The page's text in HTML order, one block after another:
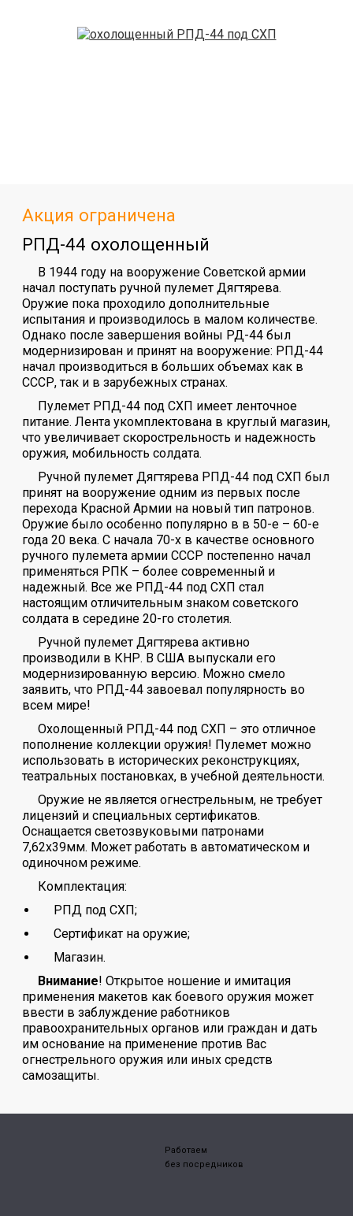
Акция ограничена
РПД-44 охолощенный
В 1944 году на вооружение Советской армии
начал поступать ручной пулемет Дягтярева.
Оружие пока проходило дополнительные
испытания и производилось в малом количестве.
Однако после завершения войны РД-44 был
модернизирован и принят на вооружение: РПД-44
начал производиться в больших объемах как в
СССР, так и в зарубежных странах.
Пулемет РПД-44 под СХП имеет ленточное
питание. Лента укомплектована в круглый магазин,
что увеличивает скорострельность и надежность
оружия, мобильность солдата.
Ручной пулемет Дягтярева РПД-44 под СХП был
принят на вооружение одним из первых после
перехода Красной Армии на новый тип патронов.
Оружие было особенно популярно в в 50-е – 60-е
года 20 века. С начала 70-х в качестве основного
ручного пулемета армии СССР постепенно начал
применяться РПК – более современный и
надежный. Все же РПД-44 под СХП стал
настоящим отличительным знаком советского
солдата в середине 20-го столетия.
Ручной пулемет Дягтярева активно
производили в КНР. В США выпускали его
модернизированную версию. Можно смело
заявить, что РПД-44 завоевал популярность во
всем мире!
Охолощенный РПД-44 под СХП – это отличное
пополнение коллекции оружия! Пулемет можно
использовать в исторических реконструкциях,
театральных постановках, в учебной деятельности.
Оружие не является огнестрельным, не требует
лицензий и специальных сертификатов.
Оснащается светозвуковыми патронами
7,62х39мм. Может работать в автоматическом и
одиночном режиме.
Комплектация:
РПД под СХП;
Сертификат на оружие;
Магазин.
Внимание! Открытое ношение и имитация
применения макетов как боевого оружия может
ввести в заблуждение работников
правоохранительных органов или граждан и дать
им основание на применение против Вас
огнестрельного оружия или иных средств
самозащиты.
Работаем
без посредников